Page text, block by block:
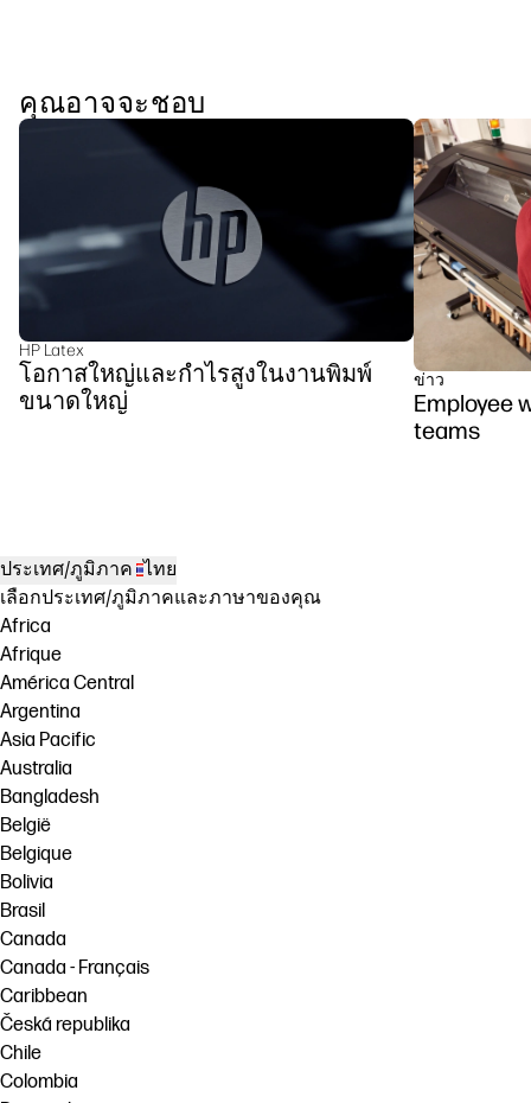
คุณอาจจะชอบ
HP Latex
โอกาสใหญ่และกำไรสูงในงานพิมพ์
ขนาดใหญ่
ข่าว
Employee
teams
ประเทศ/ภูมิภาค ไทย
เลือกประเทศ/ภูมิภาคและภาษาของคุณ
Africa
Afrique
América Central
Argentina
Asia Pacific
Australia
Bangladesh
België
Belgique
Bolivia
Brasil
Canada
Canada - Français
Caribbean
Česká republika
Chile
Colombia